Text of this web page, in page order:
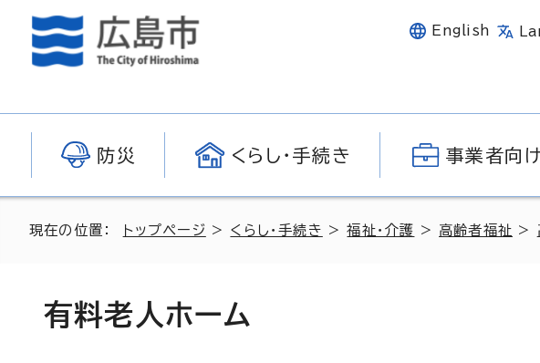
English
防災 くらし・手続き 事業者向
現在の位置： トップページ > くらし・手続き >福祉・介護 > 高齢者福祉 >
有料老人ホーム